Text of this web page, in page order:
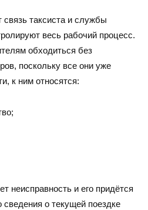
таксиста и службы
весь рабочий процесс.
обходиться без
поскольку все они уже
к ним относятся:
неисправность и его придётся
сведения о текущей поездке